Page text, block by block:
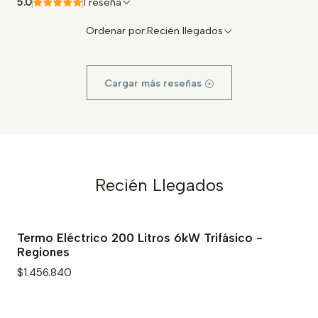
Ordenar por:Recién llegados
Cargar más reseñas
Recién Llegados
Termo Eléctrico 200 Litros 6kW Trifásico -
Regiones
$1.456.840